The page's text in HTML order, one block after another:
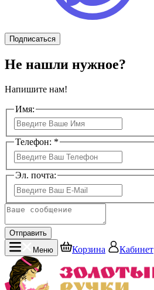
Подписаться
Не нашли нужное?
Напишите нам!
Имя:
Телефон: *
Эл. почта:
Отправить
Меню
Корзина Кабинет